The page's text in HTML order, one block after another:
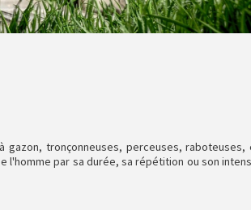
tronçonneuses, perceuses,
l'homme par sa durée, sa répétition ou son